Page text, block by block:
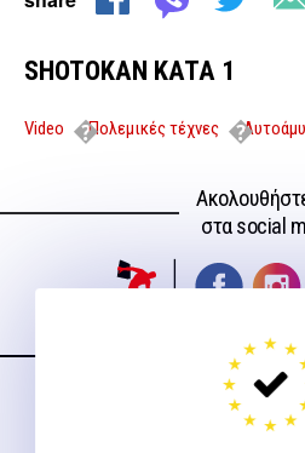
SHOTOKAN KATA 1
Video Πολεμικές τέχνες
στα social